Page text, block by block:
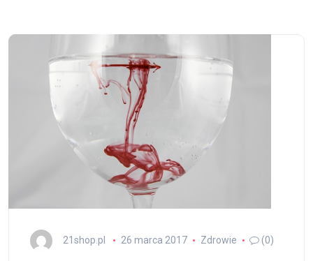
21shop.pl 26 marca 2017 Zdrowie (0)